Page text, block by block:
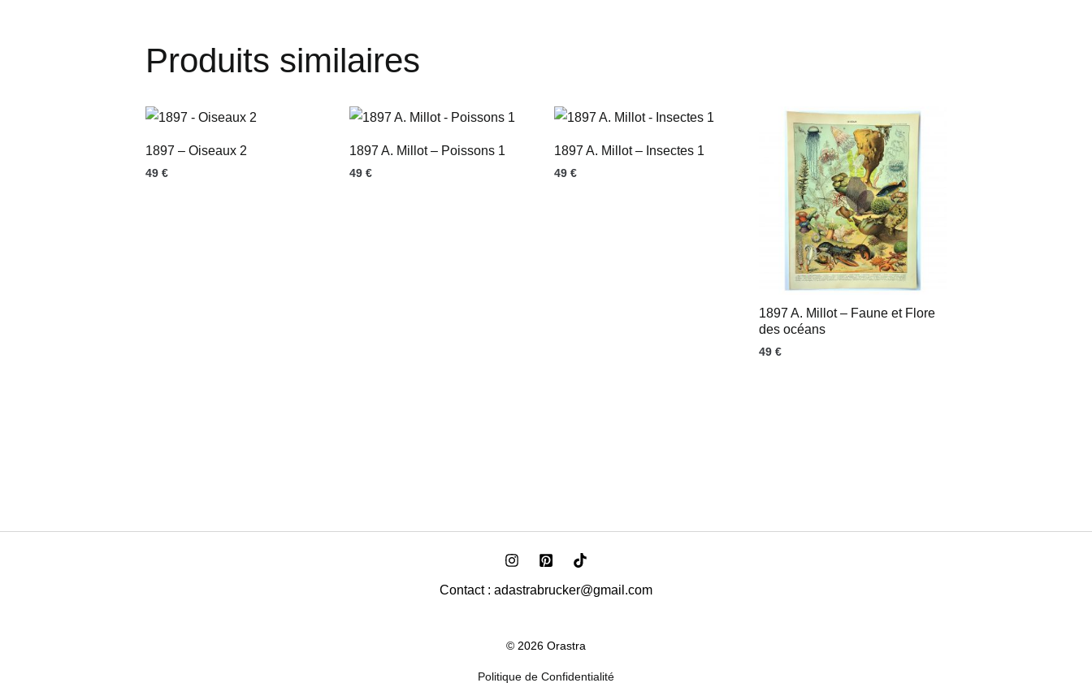
Produits similaires
1897 – Oiseaux 2
49 €
1897 A. Millot – Poissons 1
49€
1897 A. Millot – Insectes 1
49 €
1897 A. Millot – Faune et Flore
des océans
49 €
Contact : adastrabrucker@gmail.com
© 2026 Orastra
Politique de Confidentialité